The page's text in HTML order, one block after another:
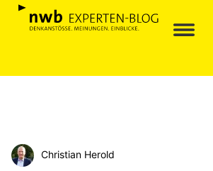
Christian Herold